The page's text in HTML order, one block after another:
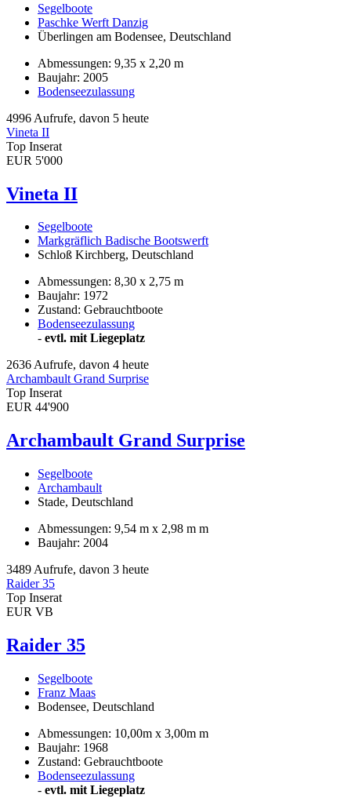
Segelboote
Paschke Werft Danzig
Überlingen am Bodensee, Deutschland
Abmessungen: 9,35 x 2,20 m
Baujahr: 2005
Bodenseezulassung
4996 Aufrufe, davon 5 heute
Vineta II
Top Inserat
EUR 5'000
Vineta II
Segelboote
Markgräflich Badische Bootswerft
Schloß Kirchberg, Deutschland
Abmessungen: 8,30 x 2,75 m
Baujahr: 1972
Zustand: Gebrauchtboote
Bodenseezulassung
- evtl. mit Liegeplatz
2636 Aufrufe, davon 4 heute
Archambault Grand Surprise
Top Inserat
EUR 44'900
Archambault Grand Surprise
Segelboote
Archambault
Stade, Deutschland
Abmessungen: 9,54 m x 2,98 m m
Baujahr: 2004
3489 Aufrufe, davon 3 heute
Raider 35
Top Inserat
EUR VB
Raider 35
Segelboote
Franz Maas
Bodensee, Deutschland
Abmessungen: 10,00m x 3,00m m
Baujahr: 1968
Zustand: Gebrauchtboote
Bodenseezulassung
- evtl. mit Liegeplatz